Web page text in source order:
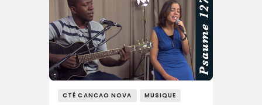
CTÉ CANCAO NOVA
MUSIQUE